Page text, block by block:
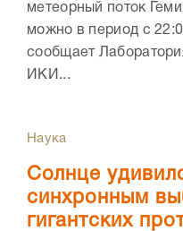
метеорный поток
можно в период с
сообщает
ИКИ...
Наука
Солнце
синхронным
гигантских